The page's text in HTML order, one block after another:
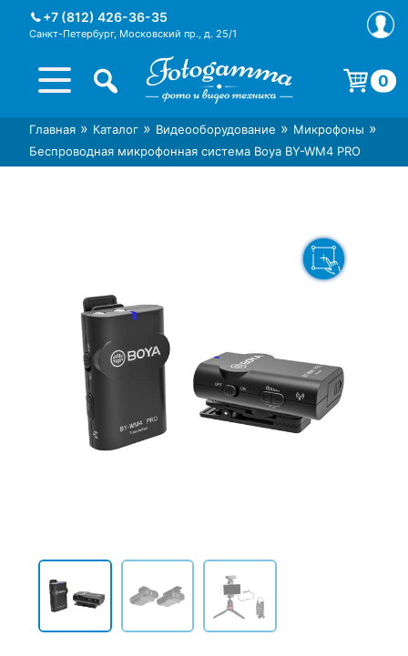
+7 (812) 426-36-35
Санкт-Петербург, Московский пр., д. 25/1
Интернет-магазин фототехники
Foto-Gamma в СПб
Магазин фотоаксессуаров foto-
gamma.ru
0
Корзина пуста.
Главная » Каталог » Видеооборудование » Микрофоны »
Беспроводная микрофонная система Boya BY-WM4 PRO